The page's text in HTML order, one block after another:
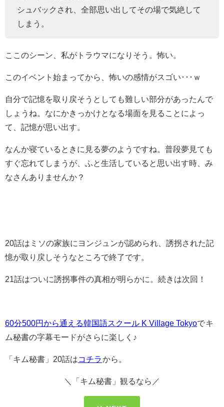
シュバックされ、全部思い出してその場で気絶して
しまう。
ここのシーン、私がトラウマになりそう。怖い。
このイベント始まってから、怖いの感情がスゴい･･･ｗ
自分で記憶を取り戻そうとしても難しい部分があったんで
しょうね。なにかきっかけとなる場面を見ることによっ
て、記憶が思い出す。
なんか寝ているときに見る夢のようですね。普段夢見ても
すぐ忘れてしまうが、ふと生活していると思い出す時、み
なさんありませんか？
20話はミソの家族にヨンジュンが認められ、誘拐された記
憶が取り戻しそうなところで終了です。
21話はついに誘拐事件の真相が明らかに。続きは次回！
60分500円から通える韓国語スクール K Village Tokyoでキ
ム秘書の字幕モードがさらに楽しく♪
「キム秘書」20話はコチラから。
＼「キム秘書」観るなら／